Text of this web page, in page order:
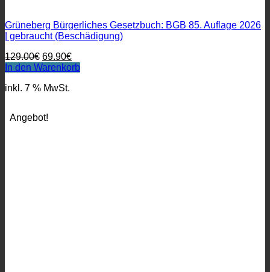
Grüneberg Bürgerliches Gesetzbuch: BGB 85. Auflage 2026
| gebraucht (Beschädigung)
129.00€ Ursprünglicher
Preis
129.00€
69.90€Aktueller
Preis
In den Warenkorb
inkl. 7 % MwSt.
Angebot!